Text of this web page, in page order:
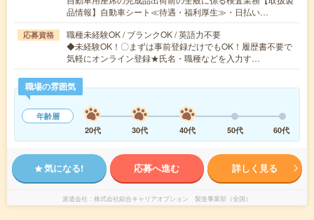
品情報】自動車シート≪待遇・福利厚生≫・日払い…
応募資格
職種未経験OK / ブランクOK / 英語力不要
◆未経験OK！〇まずは事前登録だけでもOK！履歴書不要で
気軽にオンライン登録★氏名・職種などを入力す…
職場の雰囲気
年齢層
20代
30代 40代 50代 60代
気になる! 応募へ進む 詳しく見る
派遣会社 株式会社綜合キャリアオプション 製造事業部（全国）